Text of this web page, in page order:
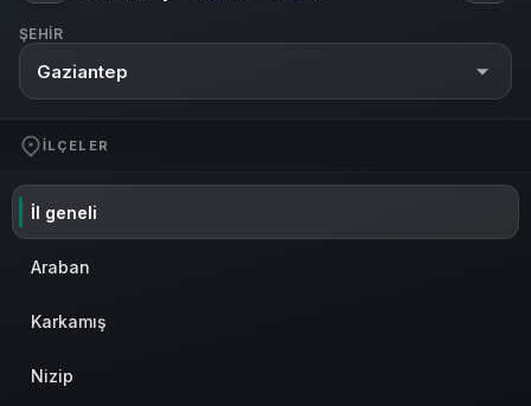
ŞEHIR
Gaziantep
İLÇELER
İl geneli
Araban
Karkamış
Nizip